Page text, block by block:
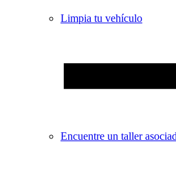
Limpia tu vehículo
Encuentre un taller